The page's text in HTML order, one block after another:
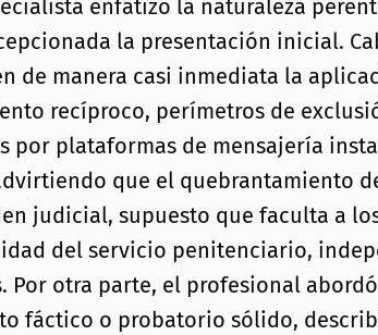
enfatizó la naturaleza
la presentación inicial.
manera casi inmediata la
recíproco, perímetros de
plataformas de mensajería
que el quebrantamiento
judicial, supuesto que faculta a
del servicio penitenciario,
otra parte, el profesional
fáctico o probatorio sólido,